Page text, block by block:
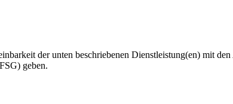
der unten beschriebenen Dienstleistung(en) mit
geben.